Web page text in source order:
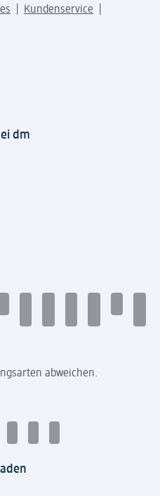
Kundenservice
dm
abweichen.